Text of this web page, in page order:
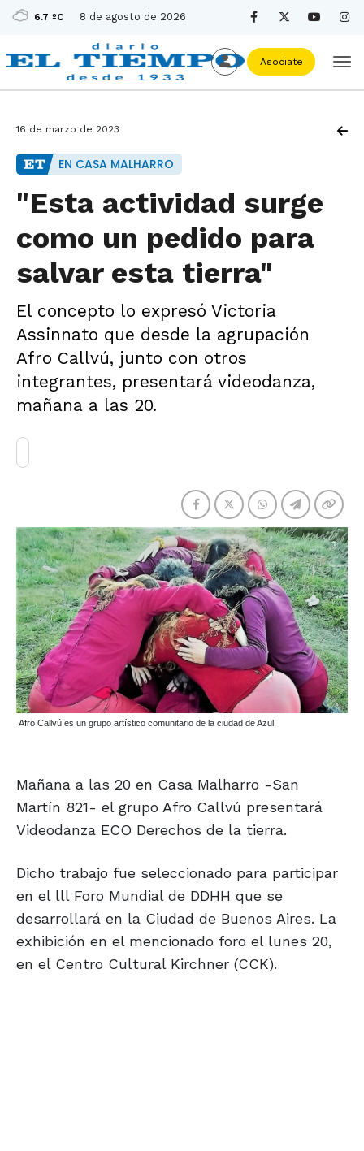
6.7 ºC 8 de agosto de 2026
Asociate
16 de marzo de 2023
EN CASA MALHARRO
"Esta actividad surge
como un pedido para
salvar esta tierra"
El concepto lo expresó Victoria
Assinnato que desde la agrupación
Afro Callvú, junto con otros
integrantes, presentará videodanza,
mañana a las 20.
Afro Callvú es un grupo artístico comunitario de la ciudad de Azul.
Mañana a las 20 en Casa Malharro -San
Martín 821- el grupo Afro Callvú presentará
Videodanza ECO Derechos de la tierra.
Dicho trabajo fue seleccionado para participar
en el lll Foro Mundial de DDHH que se
desarrollará en la Ciudad de Buenos Aires. La
exhibición en el mencionado foro el lunes 20,
en el Centro Cultural Kirchner (CCK).